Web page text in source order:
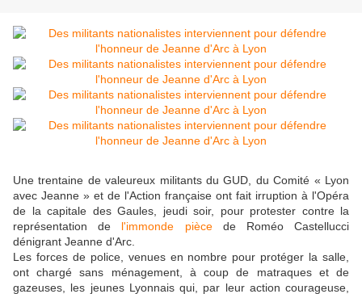
Une trentaine de valeureux militants du GUD, du Comité « Lyon
avec Jeanne » et de l'Action française ont fait irruption à l'Opéra
de la capitale des Gaules, jeudi soir, pour protester contre la
représentation de l'immonde piècede Roméo Castellucci
dénigrant Jeanne d'Arc.
Les forces de police, venues en nombre pour protéger la salle,
ont chargé sans ménagement, à coup de matraques et de
gazeuses, les jeunes Lyonnais qui, par leur action courageuse,